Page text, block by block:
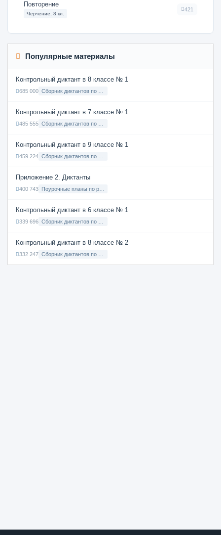
Повторение
Черчение, 8 кл.
421
Популярные материалы
Контрольный диктант в 8 классе № 1
685 000
Контрольный диктант в 7 классе № 1
485 555
Контрольный диктант в 9 классе № 1
459 224
Приложение 2. Диктанты
400 743
Контрольный диктант в 6 классе № 1
339 696
Контрольный диктант в 8 классе № 2
332 247